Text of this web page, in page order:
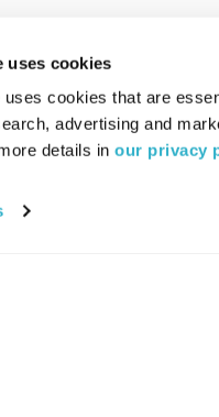
uses cookies
uses cookies that are
advertising and
details in our privacy